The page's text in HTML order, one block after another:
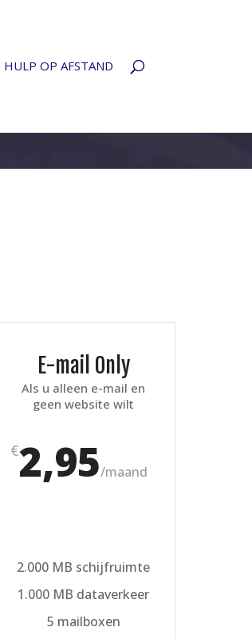
HULP OP AFSTAND
E-mail Only
Als u alleen e-mail en
geen website wilt
€2,95/maand
2.000 MB schijfruimte
1.000 MB dataverkeer
5 mailboxen